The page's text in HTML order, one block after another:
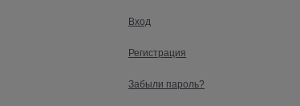
Вход
Регистрация
Забыли пароль?